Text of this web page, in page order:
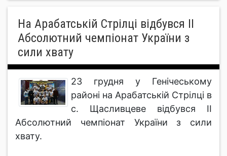
На Арабатській Стрілці відбувся ІІ
Абсолютний чемпіонат України з
сили хвату
23 грудня у Генічеському
районі на Арабатській Стрілці в
с. Щасливцеве відбувся II
Абсолютний чемпіонат України з сили
хвату.